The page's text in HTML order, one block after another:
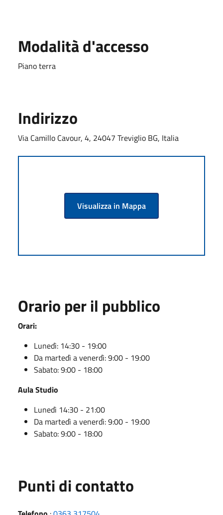
Modalità d'accesso
Piano terra
Indirizzo
Via Camillo Cavour, 4, 24047 Treviglio BG, Italia
Visualizza in Mappa
Orario per il pubblico
Orari:
Lunedì: 14:30 - 19:00
Da martedì a venerdì: 9:00 - 19:00
Sabato: 9:00 - 18:00
Aula Studio
Lunedì 14:30 - 21:00
Da martedì a venerdì: 9:00 - 19:00
Sabato: 9:00 - 18:00
Punti di contatto